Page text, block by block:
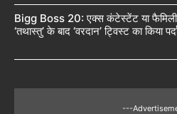
Bigg Boss 20: एक्स कंटेस्टेंट या फैमिली
‘तथास्तु’ के बाद ‘वरदान’ ट्विस्ट का किया
---